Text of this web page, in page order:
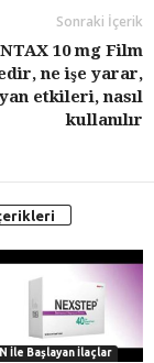
Sonraki İçerik
10 mg Film
ne işe yarar,
yan etkileri, nasıl
kullanılır
N İle Başlayan İlaçlar